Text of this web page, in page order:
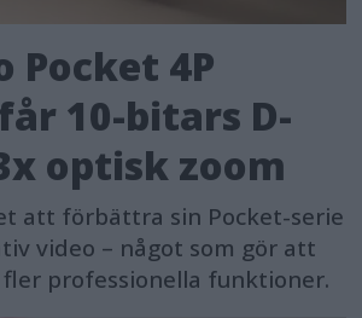
Pocket 4P
10-bitars D-
optisk zoom
att förbättra sin Pocket-serie
video – något som gör att
professionella funktioner.